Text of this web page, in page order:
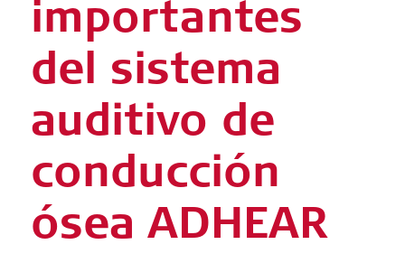
importantes
del sistema
auditivo de
conducción
ósea ADHEAR